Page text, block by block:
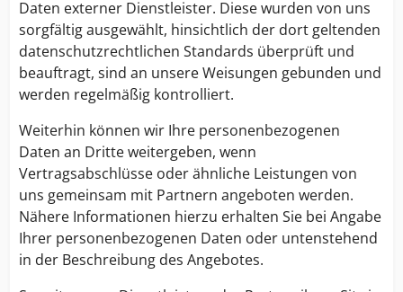
Daten externer Dienstleister. Diese wurden von uns
sorgfältig ausgewählt, hinsichtlich der dort geltenden
datenschutzrechtlichen Standards überprüft und
beauftragt, sind an unsere Weisungen gebunden und
werden regelmäßig kontrolliert.
Weiterhin können wir Ihre personenbezogenen
Daten an Dritte weitergeben, wenn
Vertragsabschlüsse oder ähnliche Leistungen von
uns gemeinsam mit Partnern angeboten werden.
Nähere Informationen hierzu erhalten Sie bei Angabe
Ihrer personenbezogenen Daten oder untenstehend
in der Beschreibung des Angebotes.